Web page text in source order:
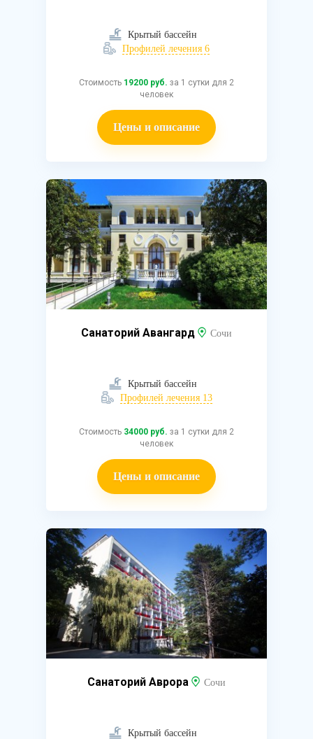
Крытый бассейн
Профилей лечения 6
Стоимость 19200 руб. за 1 сутки для 2
человек
Цены и описание
Санаторий Авангард Сочи
Крытый бассейн
Профилей лечения 13
Стоимость 34000 руб. за 1 сутки для 2
человек
Цены и описание
Санаторий Аврора Сочи
Крытый бассейн